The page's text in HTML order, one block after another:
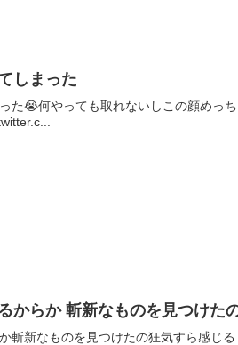
しまった
た😭何やっても取れないしこの顔め
からか 斬新なものを見つけた
斬新なものを見つけたの狂気すら感